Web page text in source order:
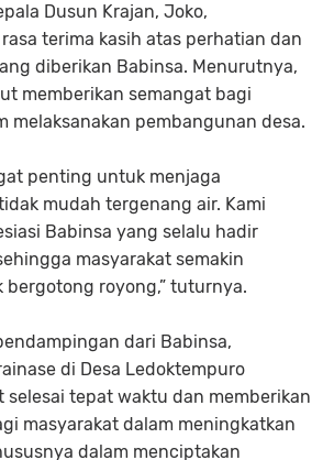
Dusun Krajan, Joko,
terima kasih atas perhatian dan
diberikan Babinsa. Menurutnya,
memberikan semangat bagi
melaksanakan pembangunan desa.
penting untuk menjaga
mudah tergenang air. Kami
Babinsa yang selalu hadir
masyarakat semakin
royong,” tuturnya.
dari Babinsa,
di Desa Ledoktempuro
selesai tepat waktu dan memberikan
masyarakat dalam meningkatkan
dalam menciptakan